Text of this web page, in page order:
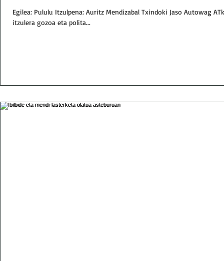
Egilea: Pululu Itzulpena: Auritz Mendizabal Txindoki Jaso Autowag
itzulera gozoa eta polita...